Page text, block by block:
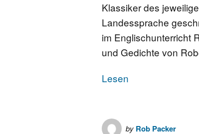
Klassiker des
Landessprache
im Englischunterricht
und Gedichte von
Lesen
by Rob Packer